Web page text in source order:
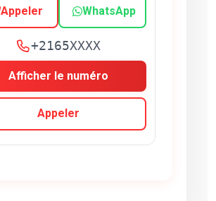
Appeler WhatsApp
+2165XXXX
Afficher le numéro
Appeler